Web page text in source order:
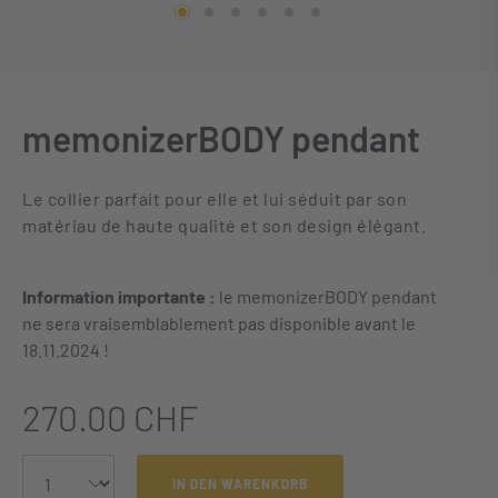
memonizerBODY pendant
Le collier parfait pour elle et lui séduit par son
matériau de haute qualité et son design élégant.
Information importante : le memonizerBODY pendant
ne sera vraisemblablement pas disponible avant le
18.11.2024 !
270.00 CHF
IN DEN WARENKORB